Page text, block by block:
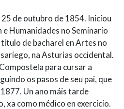
de outubro de 1854. Iniciou
e Humanidades no Seminario
de bacharel en Artes no
na Asturias occidental.
para cursar a
os pasos de seu pai, que
Un ano máis tarde
xa como médico en exercicio.